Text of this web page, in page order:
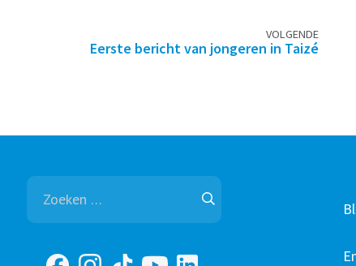
VOLGENDE
Eerste bericht van jongeren in Taizé
Zoeken
naar: